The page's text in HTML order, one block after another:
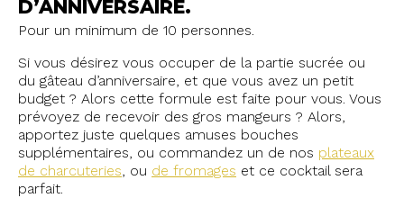
D’ANNIVERSAIRE.
Pour un minimum de 10 personnes.
Si vous désirez vous occuper de la partie sucrée ou
du gâteau d’anniversaire, et que vous avez un petit
budget ? Alors cette formule est faite pour vous. Vous
prévoyez de recevoir des gros mangeurs ? Alors,
apportez juste quelques amuses bouches
supplémentaires, ou commandez un de nos plateaux
de charcuteries, ou de fromages et ce cocktail sera
parfait.